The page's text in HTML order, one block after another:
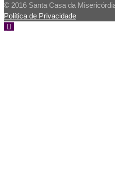
© 2016 Santa Casa da
Política de Privacidade